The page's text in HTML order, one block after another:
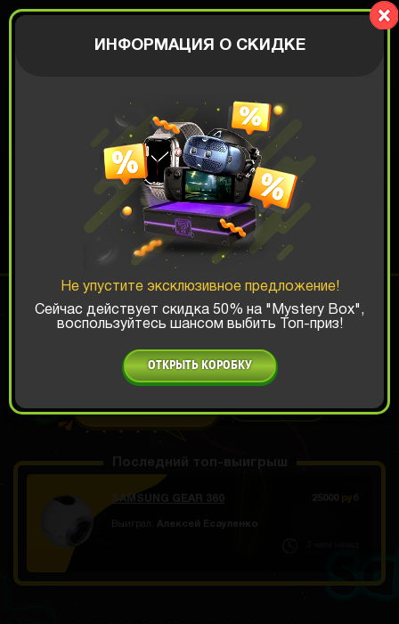
АВТОРИЗАЦИЯ
SMART BOX
Шанс ТОП-выигрыша:
x1 x2 x3
Есть промокод?
ОТКРЫТЬ ЗА 899РУБ Демо прокрут
SAMSUNG GEAR 360 25000 руб
Выиграл: Алексей Есауленко
ИНФОРМАЦИЯ О СКИДКЕ
Не упустите эксклюзивное предложение!
Сейчас действует скидка 50% на "Mystery Box",
воспользуйтесь шансом выбить Топ-приз!
ОТКРЫТЬ КОРОБКУ